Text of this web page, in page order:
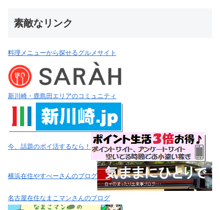
素敵なリンク
料理メニューから探せるグルメサイト
新川崎・鹿島田エリアのコミュニティ
今、話題のポイ活するなら！
横浜在住やすべーさんのブログ
名古屋在住なまこマンさんのブログ